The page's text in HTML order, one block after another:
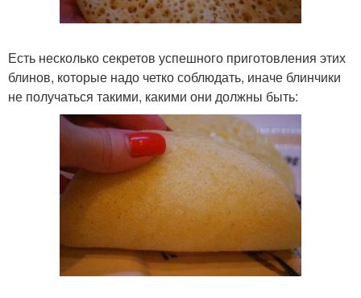
Есть несколько секретов успешного приготовления этих
блинов, которые надо четко соблюдать, иначе блинчики
не получаться такими, какими они должны быть: